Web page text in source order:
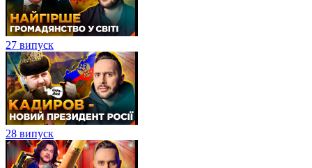
27 випуск
28 випуск